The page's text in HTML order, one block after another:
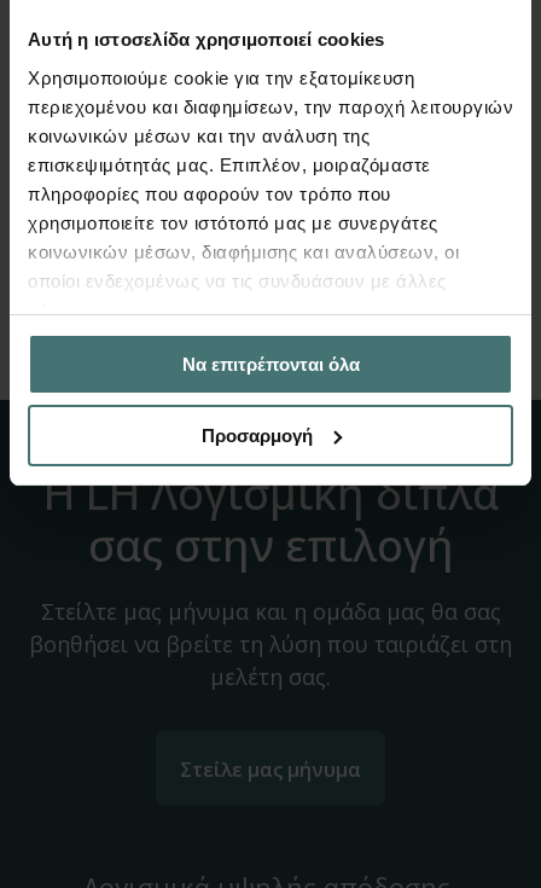
Αυτή η ιστοσελίδα χρησιμοποιεί cookies
Χρησιμοποιούμε cookie για την εξατομίκευση
περιεχομένου και διαφημίσεων, την παροχή λειτουργιών
κοινωνικών μέσων και την ανάλυση της
επισκεψιμότητάς μας. Επιπλέον, μοιραζόμαστε
πληροφορίες που αφορούν τον τρόπο που
χρησιμοποιείτε τον ιστότοπό μας με συνεργάτες
κοινωνικών μέσων, διαφήμισης και αναλύσεων, οι
οποίοι ενδεχομένως να τις συνδυάσουν με άλλες
πληροφορίες που τους έχετε παραχωρήσει ή τις οποίες
έχουν συλλέξει σε σχέση με την από μέρους σας χρήση
των υπηρεσιών τους.Να επιτρέπονται όλα
Προσαρμογή
Πώς εισάγω κτίριο με
ανισόσταθμη θεμελίωση;
FespaC | Tutorial
Περιγραφή ορόφου 0. Περιγράφεται ολόκληρη
η κάτοψη μαζί με τα ...
Περισσότερα
ΔΕΙΤΕ ΤΑ ΟΛΑ
Η LH Λογισμική δίπλα
σας στην επιλογή
Στείλτε μας μήνυμα και η ομάδα μας θα σας
βοηθήσει να βρείτε τη λύση που ταιριάζει στη
μελέτη σας.
Στείλε μας μήνυμα